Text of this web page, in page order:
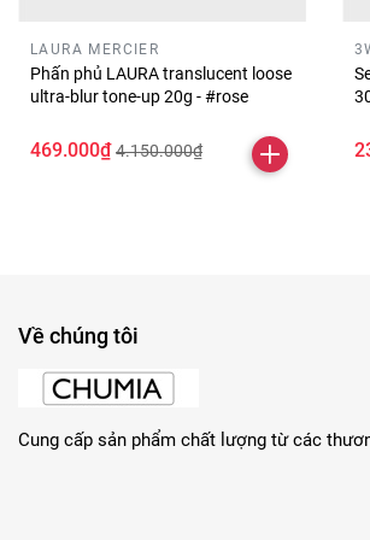
LAURA MERCIER
Phấn phủ LAURA translucent loose
ultra-blur tone-up 20g - #rose
469.000₫ 4.150.000₫
Về chúng tôi
Cung cấp sản phẩm chất lượng từ các